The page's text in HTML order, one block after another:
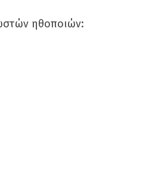
ηθοποιών: